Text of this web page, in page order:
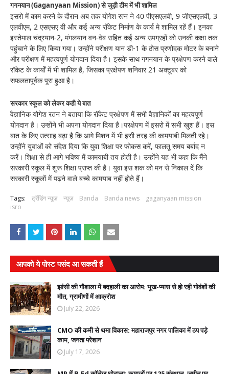
गगनयान (Gaganyaan Mission) से जुड़ी टीम में भी शामिल
इसरो में काम करने के दौरान अब तक योगेश रत्न ने 40 पीएसएलवी, 9 जीएसएलवी, 3
एलवीएम, 2 एसएसए वी और कई अन्य रॉकेट निर्माण के कार्य मे शामिल रहें हैं। इनका
इस्तेमाल चंद्रयान-2, मंगलयान वन-वेब सहित कई अन्य उपग्रहों को उनकी कक्षा तक
पहुंचाने के लिए किया गया। उन्होंने परीक्षण यान डी-1 के ठोस प्रणोदक मोटर के बनाने
और परीक्षण में महत्वपूर्ण योगदान दिया है। इसके साथ गगनयान के प्रक्षेपण करने वाले
रॉकेट के कार्यों में भी शामिल है, जिसका प्रक्षेपण शनिवार 21 अक्टूबर को
सफलतापूर्वक पूरा हुआ है।
सरकार स्कूल को लेकर कही ये बात
वैज्ञानिक योगेश रतन ने बताया कि रॉकेट प्रक्षेपण में सभी वैज्ञानिकों का महत्वपूर्ण
योगदान है। उन्होंने भी अपना योगदान दिया है।परक्षेपण में इसरो में सभी खुश हैं। इस
बात के लिए उत्साह बढ़ा है कि आगे मिशन में भी इसी तरह की कामयाबी मिलती रहे।
उन्होंने युवाओं को संदेश दिया कि युवा शिक्षा पर फोकस करें, फालतू समय बर्बाद न
करें। शिक्षा से ही आगे भविष्य में कामयाबी तय होती है। उन्होंने यह भी कहा कि मैंने
सरकारी स्कूल में शुरू शिक्षा प्राप्त की है। युवा इस शक को मन से निकाल दें कि
सरकारी स्कूलों में पढ़ने वाले बच्चे कामयाब नहीं होते हैं।
Tags: ट्रेंडिंग न्यूज़ न्यूज़ Banda Banda news
gaganyaan mission
isro
आपको ये पोस्ट पसंद आ सकती हैं
झांसी की गौशाला में बदहाली का आरोप: भूख-प्यास से हो रही गोवंशों की
मौत, ग्रामीणों में आक्रोश
July 22, 2026
CMO की कमी से थमा विकास: महाराजपुर नगर पालिका में ठप पड़े
काम, जनता परेशान
July 17, 2026